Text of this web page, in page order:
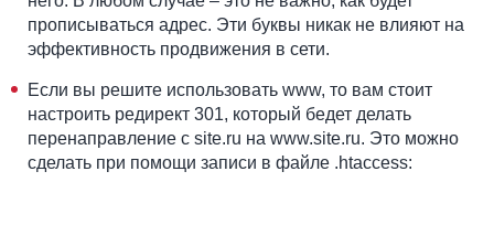
прописываться адрес. Эти буквы никак не влияют на
эффективность продвижения в сети.
Если вы решите использовать www, то вам стоит
настроить редирект 301, который бедет делать
перенаправление с site.ru на www.site.ru. Это можно
сделать при помощи записи в файле .htaccess: